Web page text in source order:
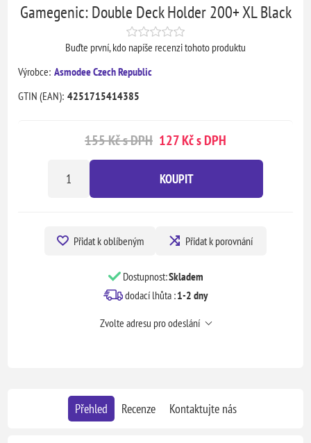
Gamegenic: Double Deck Holder 200+ XL Black
Buďte první, kdo napíše recenzi tohoto produktu
Výrobce: Asmodee Czech Republic
GTIN (EAN): 4251715414385
155 Kč s DPH 127 Kč s DPH
KOUPIT
Přidat k oblíbeným Přidat k porovnání
Dostupnost:Skladem
dodací lhůta :1-2 dny
Zvolte adresu pro odeslání
Přehled Recenze Kontaktujte nás